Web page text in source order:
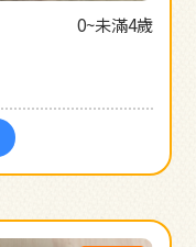
0~未滿4歲